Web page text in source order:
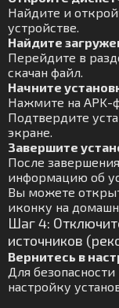
Найдите и
устройстве.
Найдите
Перейдите в
скачан файл.
Начните
Нажмите на APK-
Подтвердите
экране.
Завершите
После
информацию об
Вы можете
иконку на
Шаг 4:
источников
Вернитесь в
Для
настройку